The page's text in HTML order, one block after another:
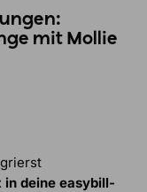
mit Mollie
in deine easybill-